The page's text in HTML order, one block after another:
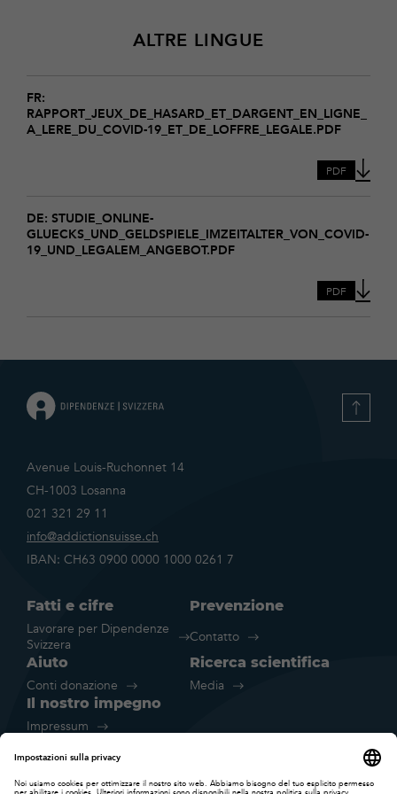
ALTRE LINGUE
FR:
RAPPORT_JEUX_DE_HASARD_ET_DARGENT_EN_LIGNE_
A_LERE_DU_COVID-19_ET_DE_LOFFRE_LEGALE.PDF
19_et_de_loffre_legale
PDF
DE: STUDIE_ONLINE-
GLUECKS_UND_GELDSPIELE_IMZEITALTER_VON_COVID-
19_UND_LEGALEM_ANGEBOT.PDF
STUDIE_Online-
Gluecks_und_Geldspiele_imZeitalter_von_COVID-
19_und_legalem_Angebot
PDF
Avenue Louis-Ruchonnet 14
CH-1003 Losanna
021 321 29 11
info@addictionsuisse.ch
IBAN: CH63 0900 0000 1000 0261 7
Fatti e cifre
Lavorare per Dipendenze
Svizzera
Prevenzione
Contatto
Aiuto
Conti donazione
Ricerca scientifica
Media
Il nostro impegno
Impressum